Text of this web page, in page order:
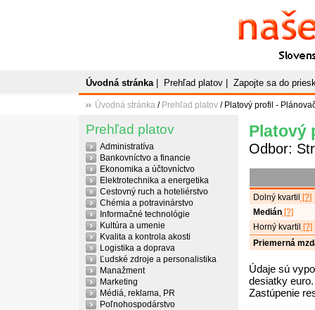
Naše
Slovenský
Úvodná stránka| Prehľad platov Zapojte sa do
Úvodná stránka / Prehľad platov / Platový profil -
Prehľad platov
Administratíva
Bankovníctvo a financie
Ekonomika a účtovníctvo
Elektrotechnika a energetika
Cestovný ruch a hoteliérstvo
Chémia a potravinárstvo
Informačné technológie
Kultúra a umenie
Kvalita a kontrola akosti
Logistika a doprava
Ľudské zdroje a personalistika
Manažment
Marketing
Médiá, reklama, PR
Poľnohospodárstvo
Platový
Odbor:
Dolný kvartil
[?]
Medián[?]
Horný kvartil
[?]
Priemerná
Údaje sú
desiatky euro.
Zastúpenie